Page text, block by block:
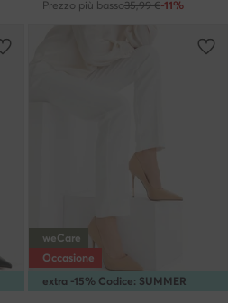
Prezzo più basso35,99 €-11%
extra -15% Codice: SUMMER
weCare
Occasione